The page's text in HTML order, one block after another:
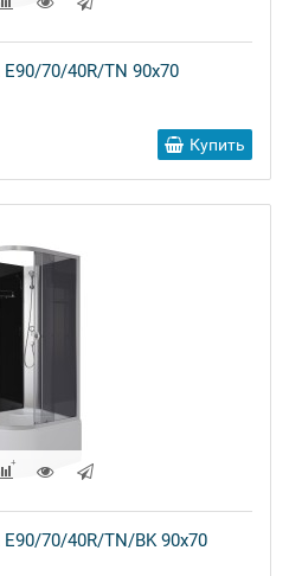
70/40R/TN 90x70
Купить
70/40R/TN/BK 90x70